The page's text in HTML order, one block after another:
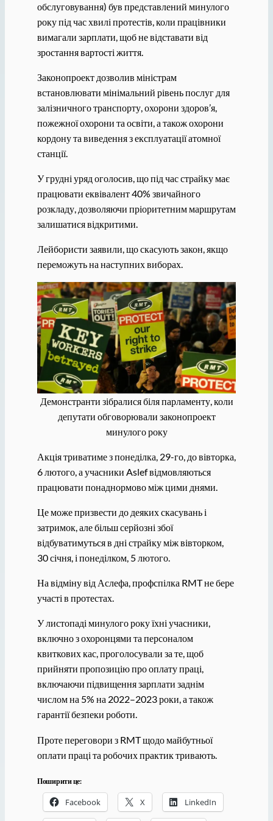
обслуговування) був представлений минулого
року під час хвилі протестів, коли працівники
вимагали зарплати, щоб не відставати від
зростання вартості життя.
Законопроект дозволив міністрам
встановлювати мінімальний рівень послуг для
залізничного транспорту, охорони здоров’я,
пожежної охорони та освіти, а також охорони
кордону та виведення з експлуатації атомної
станції.
У грудні уряд оголосив, що під час страйку має
працювати еквівалент 40% звичайного
розкладу, дозволяючи пріоритетним маршрутам
залишатися відкритими.
Лейбористи заявили, що скасують закон, якщо
переможуть на наступних виборах.
Демонстранти зібралися біля парламенту, коли
депутати обговорювали законопроект
минулого року
Акція триватиме з понеділка, 29-го, до вівторка,
6 лютого, а учасники Aslef відмовляються
працювати понаднормово між цими днями.
Це може призвести до деяких скасувань і
затримок, але більш серйозні збої
відбуватимуться в дні страйку між вівторком,
30 січня, і понеділком, 5 лютого.
На відміну від Аслефа, профспілка RMT не бере
участі в протестах.
У листопаді минулого року їхні учасники,
включно з охоронцями та персоналом
квиткових кас, проголосували за те, щоб
прийняти пропозицію про оплату праці,
включаючи підвищення зарплати заднім
числом на 5% на 2022–2023 роки, а також
гарантії безпеки роботи.
Проте переговори з RMT щодо майбутньої
оплати праці та робочих практик тривають.
Поширити це:
Facebook X LinkedIn